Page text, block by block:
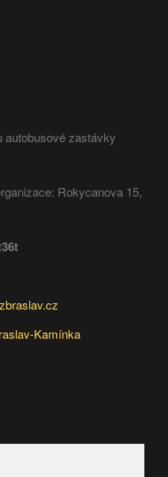
autobusové zastávky
Rokycanova 15,
Kamínka